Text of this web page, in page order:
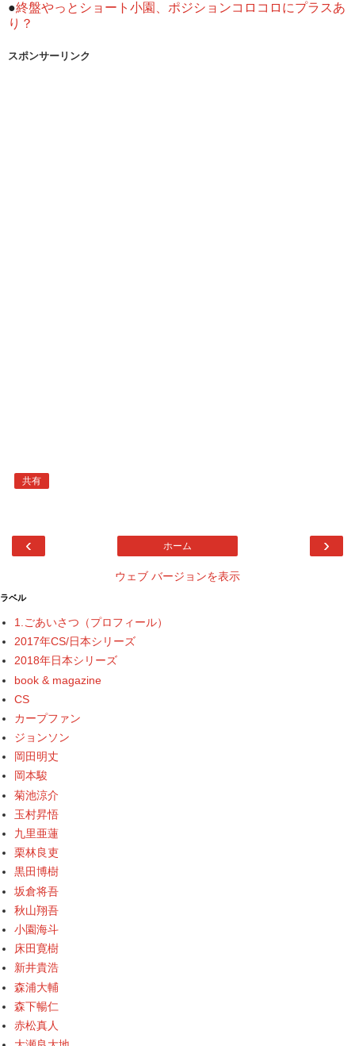
●終盤やっとショート小園、ポジションコロコロにプラスあ
り？
スポンサーリンク
共有
‹ ›
ホーム
ウェブ バージョンを表示
ラベル
1.ごあいさつ（プロフィール）
2017年CS/日本シリーズ
2018年日本シリーズ
book & magazine
CS
カープファン
ジョンソン
岡田明丈
岡本駿
菊池涼介
玉村昇悟
九里亜蓮
栗林良吏
黒田博樹
坂倉将吾
秋山翔吾
小園海斗
床田寛樹
新井貴浩
森浦大輔
森下暢仁
赤松真人